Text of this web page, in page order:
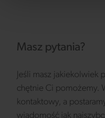
Masz pytania?
Jeśli masz jakiekolwiek
chętnie Ci pomożemy.
kontaktowy, a
wiadomość jak